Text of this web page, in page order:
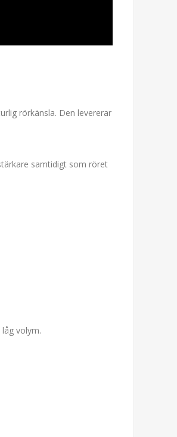
rörkänsla. Den levererar
samtidigt som röret
volym.